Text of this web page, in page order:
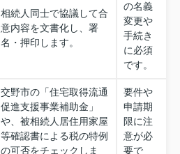
相続人同士で協議して合
意内容を文書化し、署
名・押印します。
の名義
変更や
手続き
に必須
です。
交野市の「住宅取得流通
促進支援事業補助金」
や、被相続人居住用家屋
等確認書による税の特例
の可否をチェックしま
要件や
申請期
限に注
意が必
要で